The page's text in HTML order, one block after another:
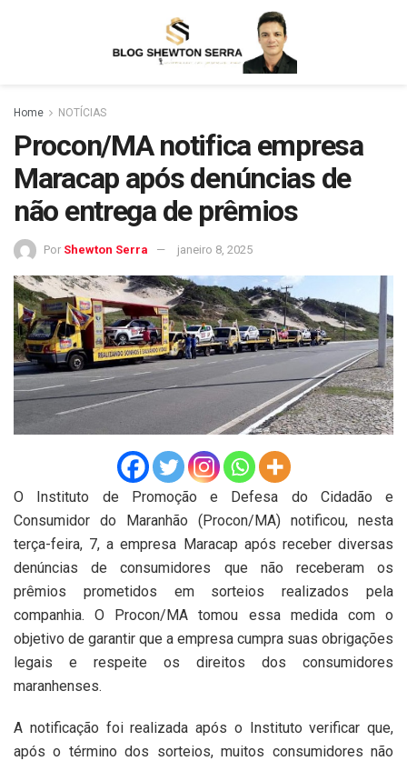
Home NOTÍCIAS
Procon/MA notifica empresa
Maracap após denúncias de
não entrega de prêmios
Por Shewton Serra janeiro 8, 2025
O Instituto de Promoção e Defesa do Cidadão e
Consumidor do Maranhão (Procon/MA) notificou, nesta
terça-feira, 7, a empresa Maracap após receber diversas
denúncias de consumidores que não receberam os
prêmios prometidos em sorteios realizados pela
companhia. O Procon/MA tomou essa medida com o
objetivo de garantir que a empresa cumpra suas obrigações
legais e respeite os direitos dos consumidores
maranhenses.
A notificação foi realizada após o Instituto verificar que,
após o término dos sorteios, muitos consumidores não